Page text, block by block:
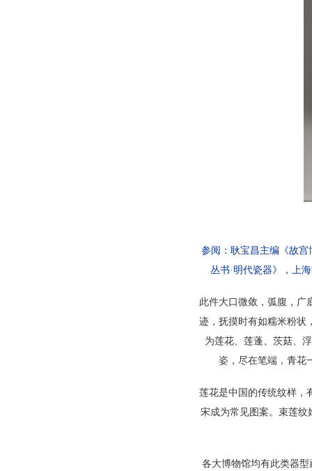
参阅：耿宝昌主编《故
丛书·明代瓷器》，上
此件大口微敛，弧腹，广
迹，抚摸时有如糯米粉状
为莲花、莲蓬、茨菇、
姿，尽在笔端，青花
莲花是中国的传统纹样，
宋成为常见图案。束莲纹
各大博物馆均有此类器